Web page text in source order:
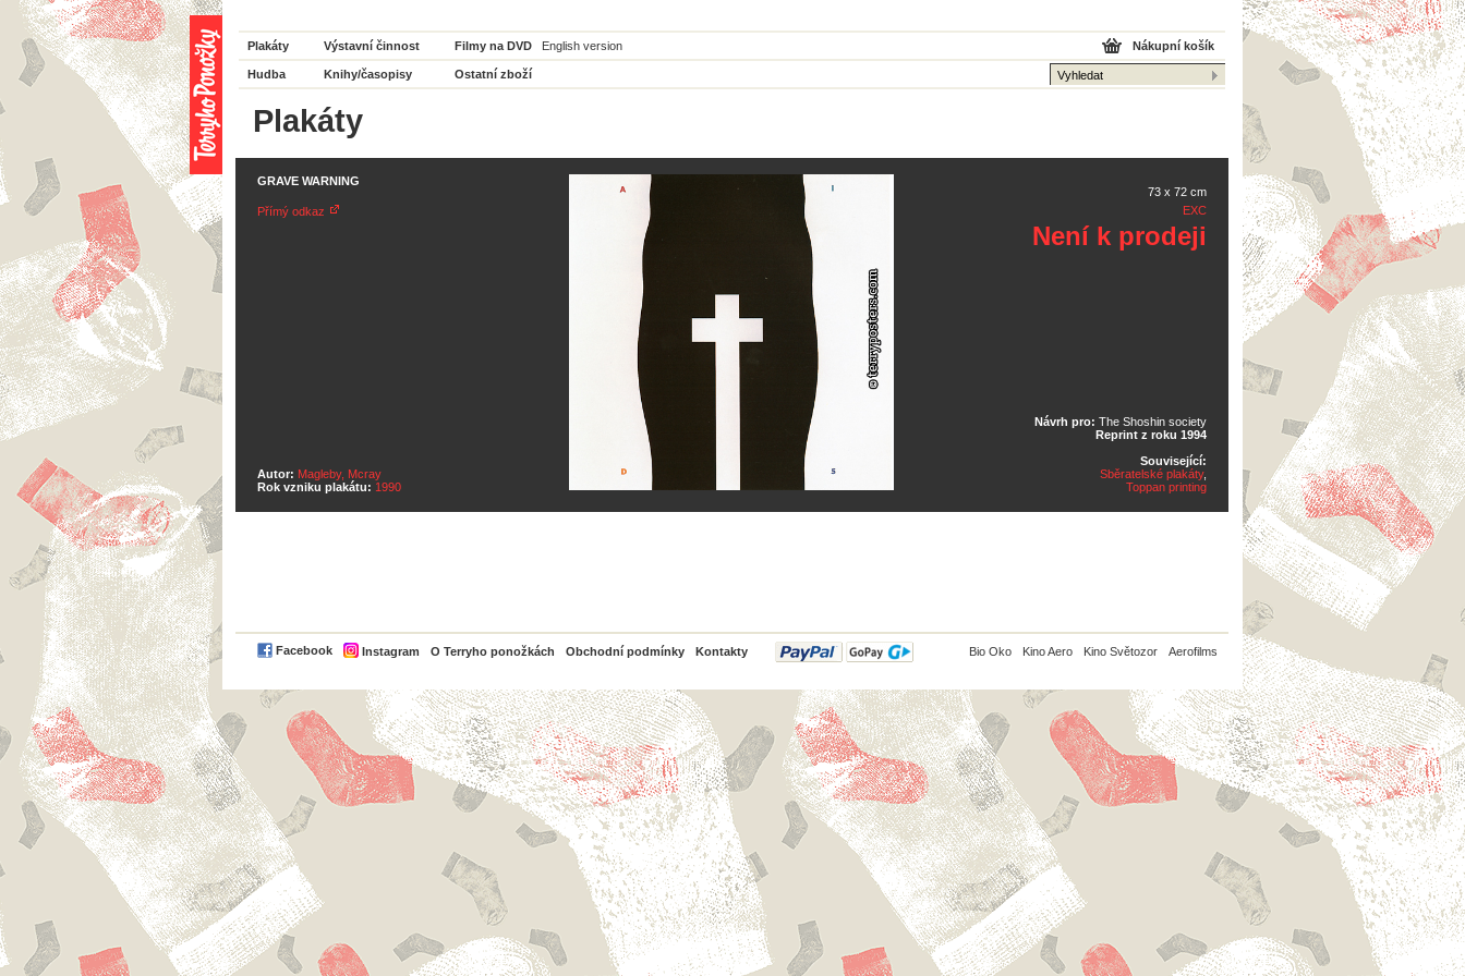
Plakáty Výstavní činnost Filmy na DVD English version
Hudba Knihy/časopisy Ostatní zboží
Nákupní košík
Plakáty
GRAVE WARNING
Přímý odkaz
Autor: Magleby, Mcray
Rok vzniku plakátu: 1990
73 x 72 cm
EXC
Není k prodeji
Návrh pro: The Shoshin society
Reprint z roku 1994
Související:
Sběratelské plakáty,
Toppan printing
Facebook Instagram O Terryho ponožkách Obchodní podmínky Kontakty
PayPal Bio Oko Kino Aero Kino Světozor Aerofilms